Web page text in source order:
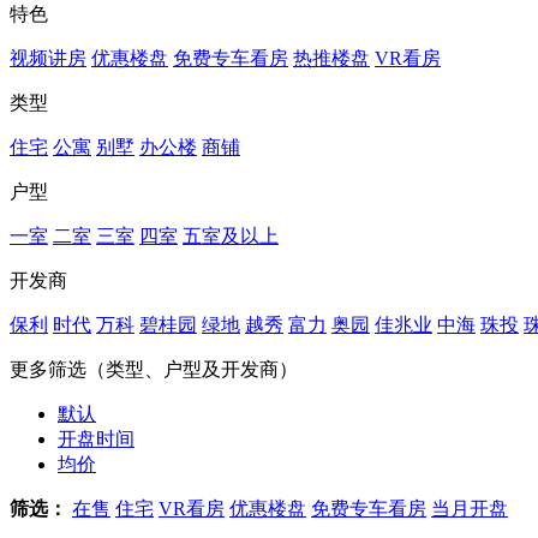
特色
视频讲房 优惠楼盘 免费专车看房 热推楼盘 VR看房
类型
住宅 公寓 别墅 办公楼 商铺
户型
一室 二室 三室 四室 五室及以上
开发商
保利 时代 万科 碧桂园 绿地 越秀 富力 奥园 佳兆业 中海 珠投
更多筛选（类型、户型及开发商）
默认
开盘时间
均价
筛选： 在售 住宅 VR看房 优惠楼盘 免费专车看房 当月开盘